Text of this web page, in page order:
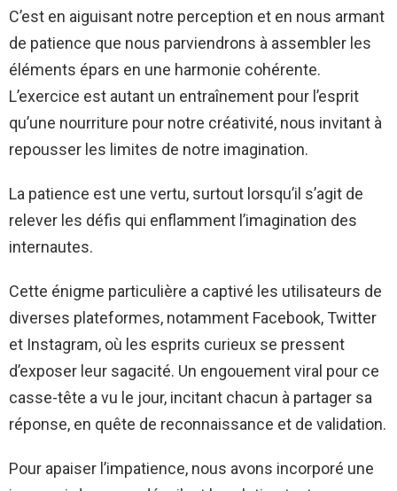
C’est en aiguisant notre perception et en nous armant
de patience que nous parviendrons à assembler les
éléments épars en une harmonie cohérente.
L’exercice est autant un entraînement pour l’esprit
qu’une nourriture pour notre créativité, nous invitant à
repousser les limites de notre imagination.
La patience est une vertu, surtout lorsqu’il s’agit de
relever les défis qui enflamment l’imagination des
internautes.
Cette énigme particulière a captivé les utilisateurs de
diverses plateformes, notamment Facebook, Twitter
et Instagram, où les esprits curieux se pressent
d’exposer leur sagacité. Un engouement viral pour ce
casse-tête a vu le jour, incitant chacun à partager sa
réponse, en quête de reconnaissance et de validation.
Pour apaiser l’impatience, nous avons incorporé une